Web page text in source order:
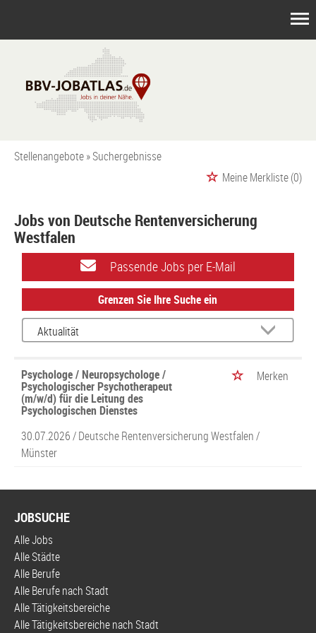
Stellenangebote Suchergebnisse
Meine Merkliste(0)
Jobs von Deutsche Rentenversicherung
Westfalen
Passende Jobs per E-Mail
Grenzen Sie Ihre Suche ein
Psychologe / Neuropsychologe /
Psychologischer Psychotherapeut
(m/w/d) für die Leitung des
Psychologischen Dienstes
Merken
30.07.2026 /Deutsche Rentenversicherung Westfalen/
Münster
JOBSUCHE
Alle Jobs
Alle Städte
Alle Berufe
Alle Berufe nach Stadt
Alle Tätigkeitsbereiche
Alle Tätigkeitsbereiche nach Stadt